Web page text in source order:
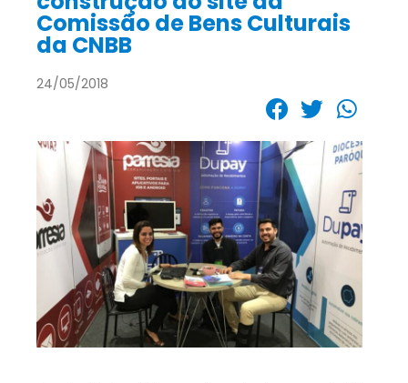
Comissão de Bens Culturais
da CNBB
24/05/2018